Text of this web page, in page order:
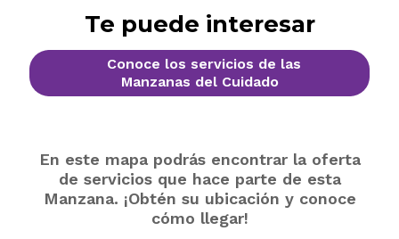
Te puede interesar
Conoce los servicios de las
Manzanas del Cuidado
En este mapa podrás encontrar la oferta
de servicios que hace parte de esta
Manzana. ¡Obtén su ubicación y conoce
cómo llegar!